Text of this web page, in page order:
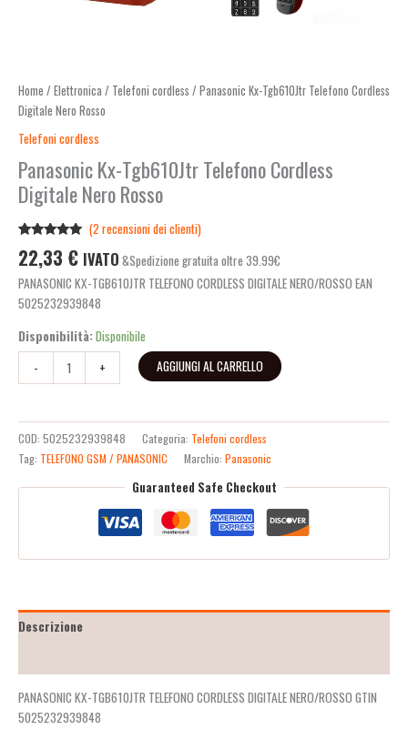
Home / Elettronica / Telefoni cordless / Panasonic Kx-Tgb610Jtr Telefono Cordless
Digitale Nero Rosso
Telefoni cordless
Panasonic Kx-Tgb610Jtr Telefono Cordless
Digitale Nero Rosso
5.00 su 5
su base di
recensioni
(2 recensioni dei clienti)
22,33 € IVATO &Spedizione gratuita oltre 39.99€
PANASONIC KX-TGB610JTR TELEFONO CORDLESS DIGITALE NERO/ROSSO EAN
5025232939848
Disponibilità:Disponibile
-
+ AGGIUNGI AL CARRELLO
COD: 5025232939848 Categoria: Telefoni cordless
Tag: TELEFONO GSM / PANASONIC Marchio: Panasonic
Guaranteed Safe Checkout
Descrizione
PANASONIC KX-TGB610JTR TELEFONO CORDLESS DIGITALE NERO/ROSSO GTIN
5025232939848